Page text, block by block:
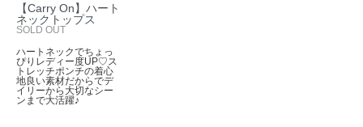
【Carry On】ハート
ネックトップス
SOLD OUT
ハートネックでちょっ
ぴりレディー度UP♡ス
トレッチポンチの着心
地良い素材だからでデ
イリーから大切なシー
ンまで大活躍♪